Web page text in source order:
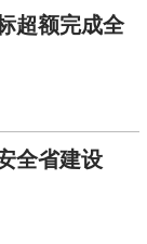
超额完成全
全省建设